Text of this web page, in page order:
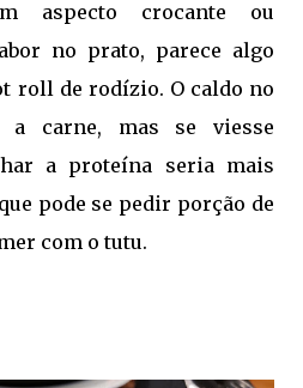
aspecto crocante ou
no prato, parece algo
roll de rodízio. O caldo no
a carne, mas se viesse
a proteína seria mais
pode se pedir porção de
com o tutu.